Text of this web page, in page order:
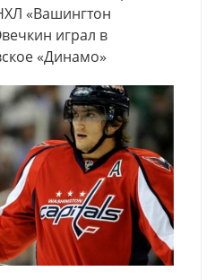
«Вашингтон
играл в
«Динамо»